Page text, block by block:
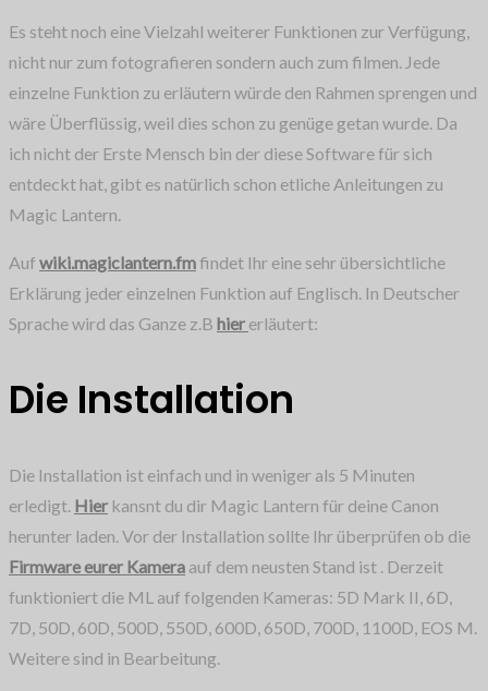
Es steht noch eine Vielzahl weiterer Funktionen zur Verfügung,
nicht nur zum fotografieren sondern auch zum filmen. Jede
einzelne Funktion zu erläutern würde den Rahmen sprengen und
wäre Überflüssig, weil dies schon zu genüge getan wurde. Da
ich nicht der Erste Mensch bin der diese Software für sich
entdeckt hat, gibt es natürlich schon etliche Anleitungen zu
Magic Lantern.
Auf wiki.magiclantern.fmfindet Ihr eine sehr übersichtliche
Erklärung jeder einzelnen Funktion auf Englisch. In Deutscher
Sprache wird das Ganze z.B hier erläutert:
Die Installation
Die Installation ist einfach und in weniger als 5 Minuten
erledigt. Hier kansnt du dir Magic Lantern für deine Canon
herunter laden. Vor der Installation sollte Ihr überprüfen ob die
Firmware eurer Kamera auf dem neusten Stand ist . Derzeit
funktioniert die ML auf folgenden Kameras: 5D Mark II, 6D,
7D, 50D, 60D, 500D, 550D, 600D, 650D, 700D, 1100D, EOS M.
Weitere sind in Bearbeitung.